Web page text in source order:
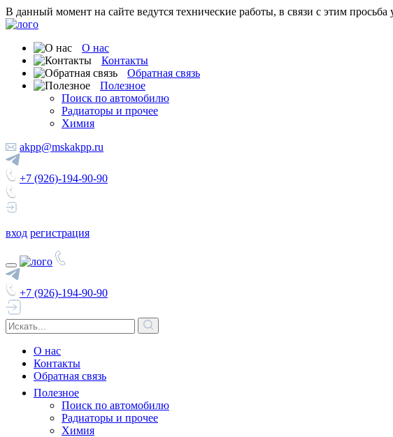
В данный момент на сайте ведутся технические работы, в связи с этим
О нас
Контакты
Обратная связь
Полезное
Поиск по автомобилю
Радиаторы и прочее
Химия
akpp@mskakpp.ru
+7 (926)-194-90-90
вход регистрация
+7 (926)-194-90-90
О нас
Контакты
Обратная связь
Полезное
Поиск по автомобилю
Радиаторы и прочее
Химия